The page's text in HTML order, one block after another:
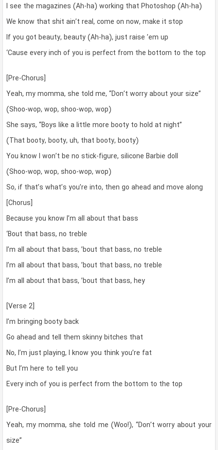
I see the magazines (Ah-ha) working that Photoshop (Ah-ha)
We know that shit ain’t real, come on now, make it stop
If you got beauty, beauty (Ah-ha), just raise ’em up
‘Cause every inch of you is perfect from the bottom to the top
[Pre-Chorus]
Yeah, my momma, she told me, “Don’t worry about your size”
(Shoo-wop, wop, shoo-wop, wop)
She says, “Boys like a little more booty to hold at night”
(That booty, booty, uh, that booty, booty)
You know I won’t be no stick-figure, silicone Barbie doll
(Shoo-wop, wop, shoo-wop, wop)
So, if that’s what’s you’re into, then go ahead and move along
[Chorus]
Because you know I’m all about that bass
‘Bout that bass, no treble
I’m all about that bass, ’bout that bass, no treble
I’m all about that bass, ’bout that bass, no treble
I’m all about that bass, ’bout that bass, hey
[Verse 2]
I’m bringing booty back
Go ahead and tell them skinny bitches that
No, I’m just playing, I know you think you’re fat
But I’m here to tell you
Every inch of you is perfect from the bottom to the top
[Pre-Chorus]
Yeah, my momma, she told me (Woo!), “Don’t worry about your
size”